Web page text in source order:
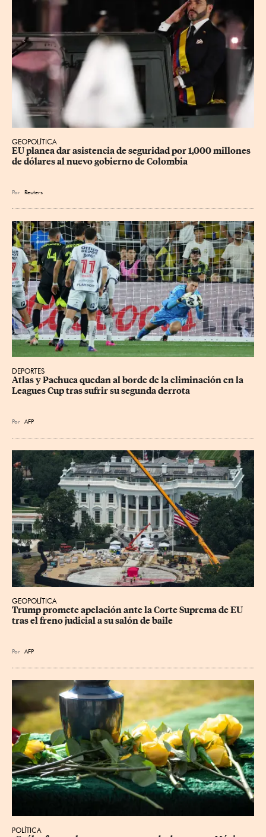
GEOPOLÍTICA
EU planea dar asistencia de seguridad por 1,000 millones
de dólares al nuevo gobierno de Colombia
Por Reuters
DEPORTES
Atlas y Pachuca quedan al borde de la eliminación en la
Leagues Cup tras sufrir su segunda derrota
Por AFP
GEOPOLÍTICA
Trump promete apelación ante la Corte Suprema de EU
tras el freno judicial a su salón de baile
Por AFP
POLÍTICA